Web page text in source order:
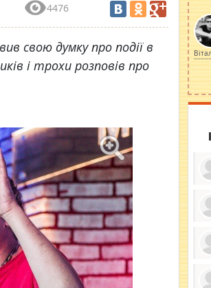
4476
свою думку про події в
і трохи розповів про